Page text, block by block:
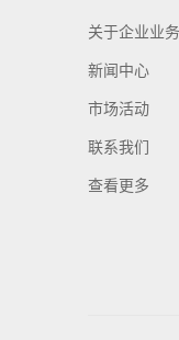
关于企业业务
新闻中心
市场活动
联系我们
查看更多